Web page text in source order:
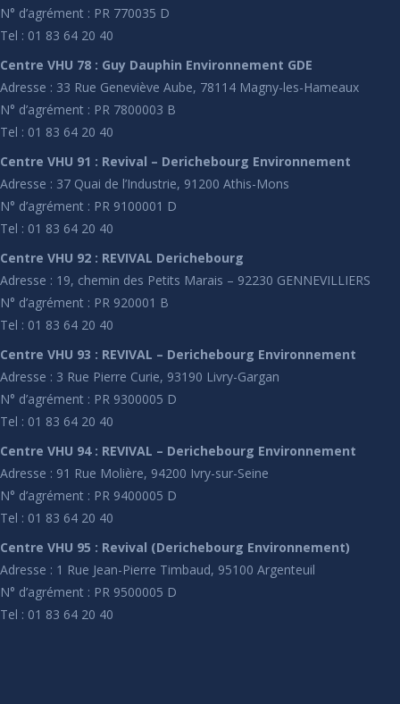
N° d’agrément : PR 770035 D
Tel : 01 83 64 20 40
Centre VHU 78 : Guy Dauphin Environnement GDE
Adresse : 33 Rue Geneviève Aube, 78114 Magny-les-Hameaux
N° d’agrément : PR 7800003 B
Tel : 01 83 64 20 40
Centre VHU 91 : Revival – Derichebourg Environnement
Adresse : 37 Quai de l’Industrie, 91200 Athis-Mons
N° d’agrément : PR 9100001 D
Tel : 01 83 64 20 40
Centre VHU 92 : REVIVAL Derichebourg
Adresse : 19, chemin des Petits Marais – 92230 GENNEVILLIERS
N° d’agrément : PR 920001 B
Tel : 01 83 64 20 40
Centre VHU 93 : REVIVAL – Derichebourg Environnement
Adresse : 3 Rue Pierre Curie, 93190 Livry-Gargan
N° d’agrément : PR 9300005 D
Tel : 01 83 64 20 40
Centre VHU 94 : REVIVAL – Derichebourg Environnement
Adresse : 91 Rue Molière, 94200 Ivry-sur-Seine
N° d’agrément : PR 9400005 D
Tel : 01 83 64 20 40
Centre VHU 95 : Revival (Derichebourg Environnement)
Adresse : 1 Rue Jean-Pierre Timbaud, 95100 Argenteuil
N° d’agrément : PR 9500005 D
Tel : 01 83 64 20 40